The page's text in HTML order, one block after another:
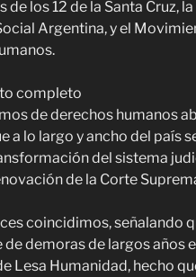
de los 12 de la Santa Cruz,
Argentina, y el
completo
de derechos humanos
a lo largo y ancho del país
del sistema
de la Corte
coincidimos, señalando
de demoras de largos años
Lesa Humanidad, hecho